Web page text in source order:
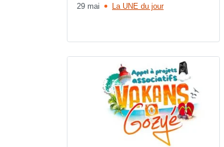
29 mai La UNE du jour